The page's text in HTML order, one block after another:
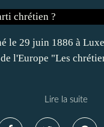
le 29 juin 1886 à
l'Europe "Les
Lire la suite